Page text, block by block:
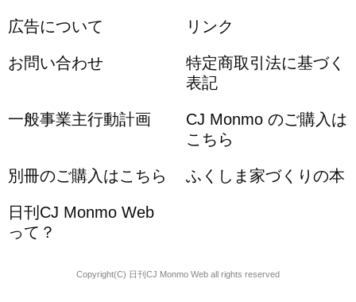
広告について リンク
お問い合わせ
特定商取引法に基づく
表記
一般事業主行動計画
CJ Monmo のご購入は
こちら
別冊のご購入はこちら ふくしま家づくりの本
日刊CJ Monmo Web
って？
Copyright(C) 日刊CJ Monmo Web all rights reserved